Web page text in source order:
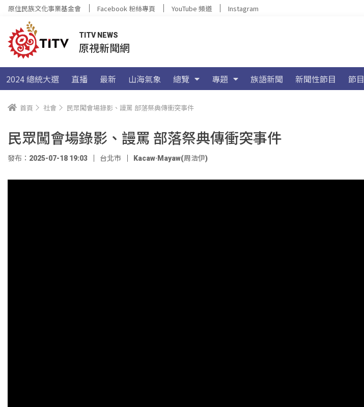
原住民族文化事業基金會 Facebook 粉絲專頁 YouTube 頻道 Instagram
TITV NEWS
原視新聞網
2024 總統大選 直播 最新 山海氣象 總覽 專題 族語新聞 新聞性節目 節
首頁 社會 民眾闖會場錄影、謾罵 部落祭典傳衝突事件
民眾闖會場錄影、謾罵 部落祭典傳衝突事件
發布：2025-07-18 19:03 台北市 Kacaw·Mayaw(周浩伊)